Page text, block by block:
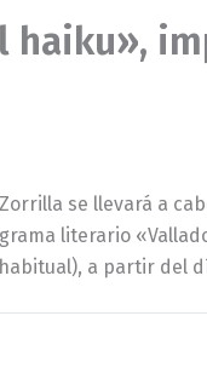
haiku»,
se llevará a
literario
a partir del